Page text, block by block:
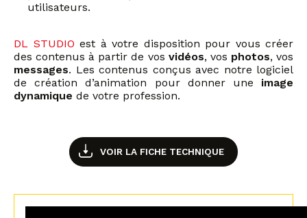
utilisateurs.
DL STUDIO est à votre disposition pour vous créer
des contenus à partir de vos vidéos, vos photos, vos
messages. Les contenus conçus avec notre logiciel
de création d’animation pour donner une image
dynamique de votre profession.
VOIR LA FICHE TECHNIQUE